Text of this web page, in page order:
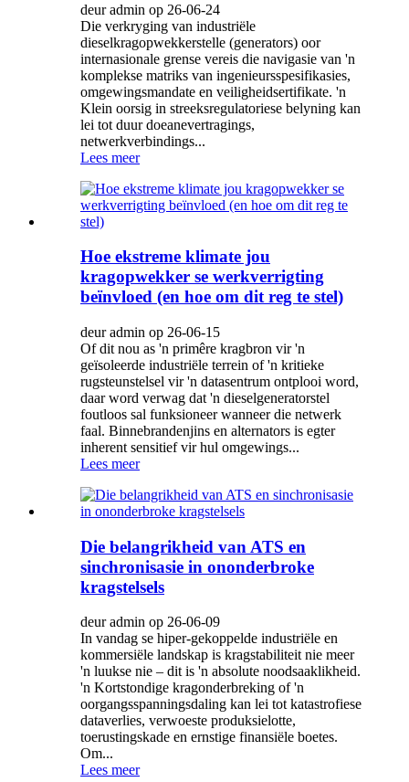
deur admin op 26-06-24
Die verkryging van industriële
dieselkragopwekkerstelle (generators) oor
internasionale grense vereis die navigasie van 'n
komplekse matriks van ingenieursspesifikasies,
omgewingsmandate en veiligheidsertifikate. 'n
Klein oorsig in streeksregulatoriese belyning kan
lei tot duur doeanevertragings,
netwerkverbindings...
Lees meer
Hoe ekstreme klimate jou
kragopwekker se werkverrigting
beïnvloed (en hoe om dit reg te stel)
deur admin op 26-06-15
Of dit nou as 'n primêre kragbron vir 'n
geïsoleerde industriële terrein of 'n kritieke
rugsteunstelsel vir 'n datasentrum ontplooi word,
daar word verwag dat 'n dieselgeneratorstel
foutloos sal funksioneer wanneer die netwerk
faal. Binnebrandenjins en alternators is egter
inherent sensitief vir hul omgewings...
Lees meer
Die belangrikheid van ATS en
sinchronisasie in ononderbroke
kragstelsels
deur admin op 26-06-09
In vandag se hiper-gekoppelde industriële en
kommersiële landskap is kragstabiliteit nie meer
'n luukse nie – dit is 'n absolute noodsaaklikheid.
'n Kortstondige kragonderbreking of 'n
oorgangsspanningsdaling kan lei tot katastrofiese
dataverlies, verwoeste produksielotte,
toerustingskade en ernstige finansiële boetes.
Om...
Lees meer